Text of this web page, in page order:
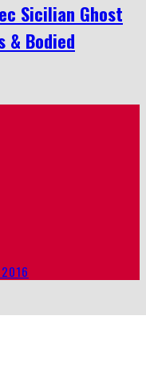
Sicilian Ghost
& Bodied